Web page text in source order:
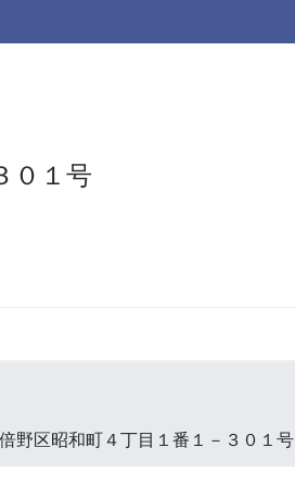
０１号
野区昭和町４丁目１番１－３０１号